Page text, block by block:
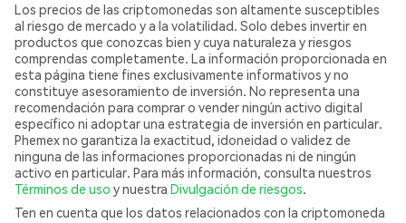
Los precios de las criptomonedas son altamente susceptibles
al riesgo de mercado y a la volatilidad. Solo debes invertir en
productos que conozcas bien y cuya naturaleza y riesgos
comprendas completamente. La información proporcionada en
esta página tiene fines exclusivamente informativos y no
constituye asesoramiento de inversión. No representa una
recomendación para comprar o vender ningún activo digital
específico ni adoptar una estrategia de inversión en particular.
Phemex no garantiza la exactitud, idoneidad o validez de
ninguna de las informaciones proporcionadas ni de ningún
activo en particular. Para más información, consulta nuestros
Términos de uso y nuestra Divulgación de riesgos.
Ten en cuenta que los datos relacionados con la criptomoneda